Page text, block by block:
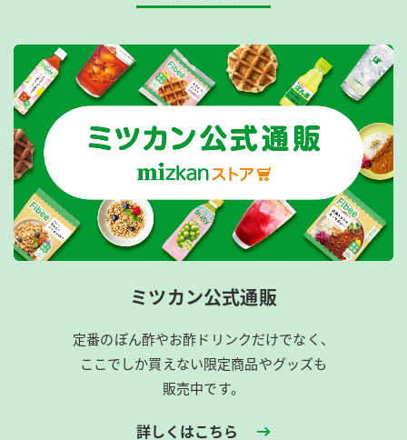
ミツカン公式通販
定番のぽん酢やお酢ドリンクだけでなく、
ここでしか買えない限定商品やグッズも
販売中です。
詳しくはこちら